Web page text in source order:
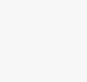
des jeux de
tourner vers
sociaux, des
atypiques.
flexible des